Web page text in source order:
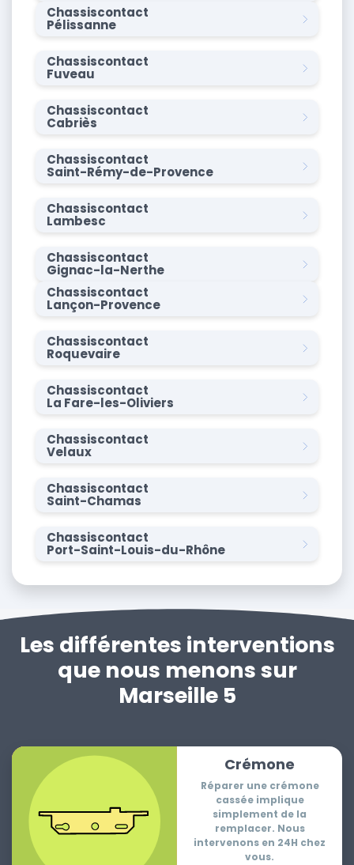
Chassiscontact
Pélissanne
Chassiscontact
Fuveau
Chassiscontact
Cabriès
Chassiscontact
Saint-Rémy-de-Provence
Chassiscontact
Lambesc
Chassiscontact
Gignac-la-Nerthe
Chassiscontact
Lançon-Provence
Chassiscontact
Roquevaire
Chassiscontact
La Fare-les-Oliviers
Chassiscontact
Velaux
Chassiscontact
Saint-Chamas
Chassiscontact
Port-Saint-Louis-du-Rhône
Les différentes interventions
que nous menons sur
Marseille 5
Crémone
Réparer une crémone
cassée implique
simplement de la
remplacer. Nous
intervenons en 24H chez
vous.